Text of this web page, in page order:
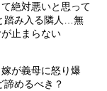
絶対悪いと思って
踏み入る隣人…無
止まらない
が義母に怒り爆
めるべき？